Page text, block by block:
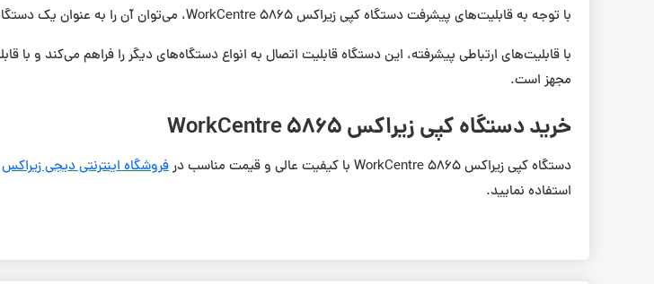
با توجه به قابلیت‌های پیشرفت دستگاه کپی زیراکس WorkCentre 5865، می‌توان آن را به عنوان یک دستگاه کپی و چاپ پیشرفته و کارآمد برای محیط‌های اداری و تجاری معرفی کرد.
با قابلیت‌های ارتباطی پیشرفته، این دستگاه قابلیت اتصال به انواع دستگاه‌های دیگر را فراهم می‌کند و
مجهز است.
خرید دستگاه کپی زیراکس WorkCentre 5865
دستگاه کپی زیراکس WorkCentre 5865 با کیفیت عالی و قیمت مناسب در فروشگاه اینترنتی دیجی زیراکس
استفاده نمایید.